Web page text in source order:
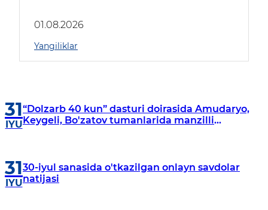
borildi
01.08.2026
Yangiliklar
31
IYU
“Dolzarb 40 kun” dasturi doirasida Amudaryo,
Keygeli, Bo'zatov tumanlarida manzilli
31
IYU
30-iyul sanasida o'tkazilgan onlayn savdolar
natijasi